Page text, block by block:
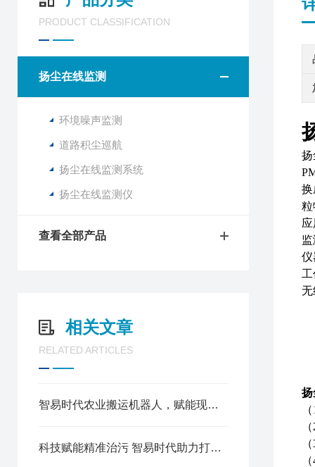
PRODUCT CLASSIFICATION
扬尘在线监测
环境噪声监测
道路积尘巡航
扬尘在线监测系统
扬尘在线监测仪
查看全部产品
相关文章
RELATED ARTICLES
智易时代农业搬运机器人，赋能现代农业的智能先锋
科技赋能精准治污 智易时代助力打赢蓝天保卫战
扬
换
粒
仪
无
（
（
（
（